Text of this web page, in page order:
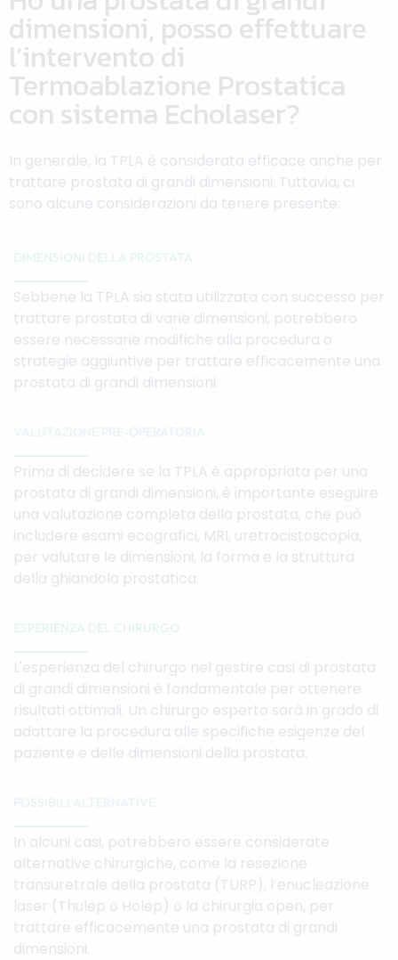
dimensioni, posso effettuare
l’intervento di
Termoablazione Prostatica
con sistema Echolaser?
In generale, la TPLA è considerata efficace anche per
trattare prostata di grandi dimensioni. Tuttavia, ci
sono alcune considerazioni da tenere presente:
DIMENSIONI DELLA PROSTATA
Sebbene la TPLA sia stata utilizzata con successo per
trattare prostata di varie dimensioni, potrebbero
essere necessarie modifiche alla procedura o
strategie aggiuntive per trattare efficacemente una
prostata di grandi dimensioni.
VALUTAZIONE PRE-OPERATORIA
Prima di decidere se la TPLA è appropriata per una
prostata di grandi dimensioni, è importante eseguire
una valutazione completa della prostata, che può
includere esami ecografici, MRI, uretrocistoscopia,
per valutare le dimensioni, la forma e la struttura
della ghiandola prostatica.
ESPERIENZA DEL CHIRURGO
L'esperienza del chirurgo nel gestire casi di prostata
di grandi dimensioni è fondamentale per ottenere
risultati ottimali. Un chirurgo esperto sarà in grado di
adattare la procedura alle specifiche esigenze del
paziente e delle dimensioni della prostata.
POSSIBILI ALTERNATIVE
In alcuni casi, potrebbero essere considerate
alternative chirurgiche, come la resezione
transuretrale della prostata (TURP), l’enucleazione
laser (Thulep o Holep) o la chirurgia open, per
trattare efficacemente una prostata di grandi
dimensioni.